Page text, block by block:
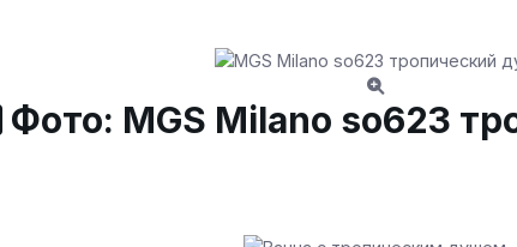
Фото: MGS Milano so623